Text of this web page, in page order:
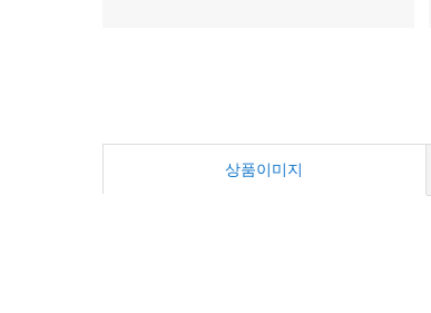
상품이미지